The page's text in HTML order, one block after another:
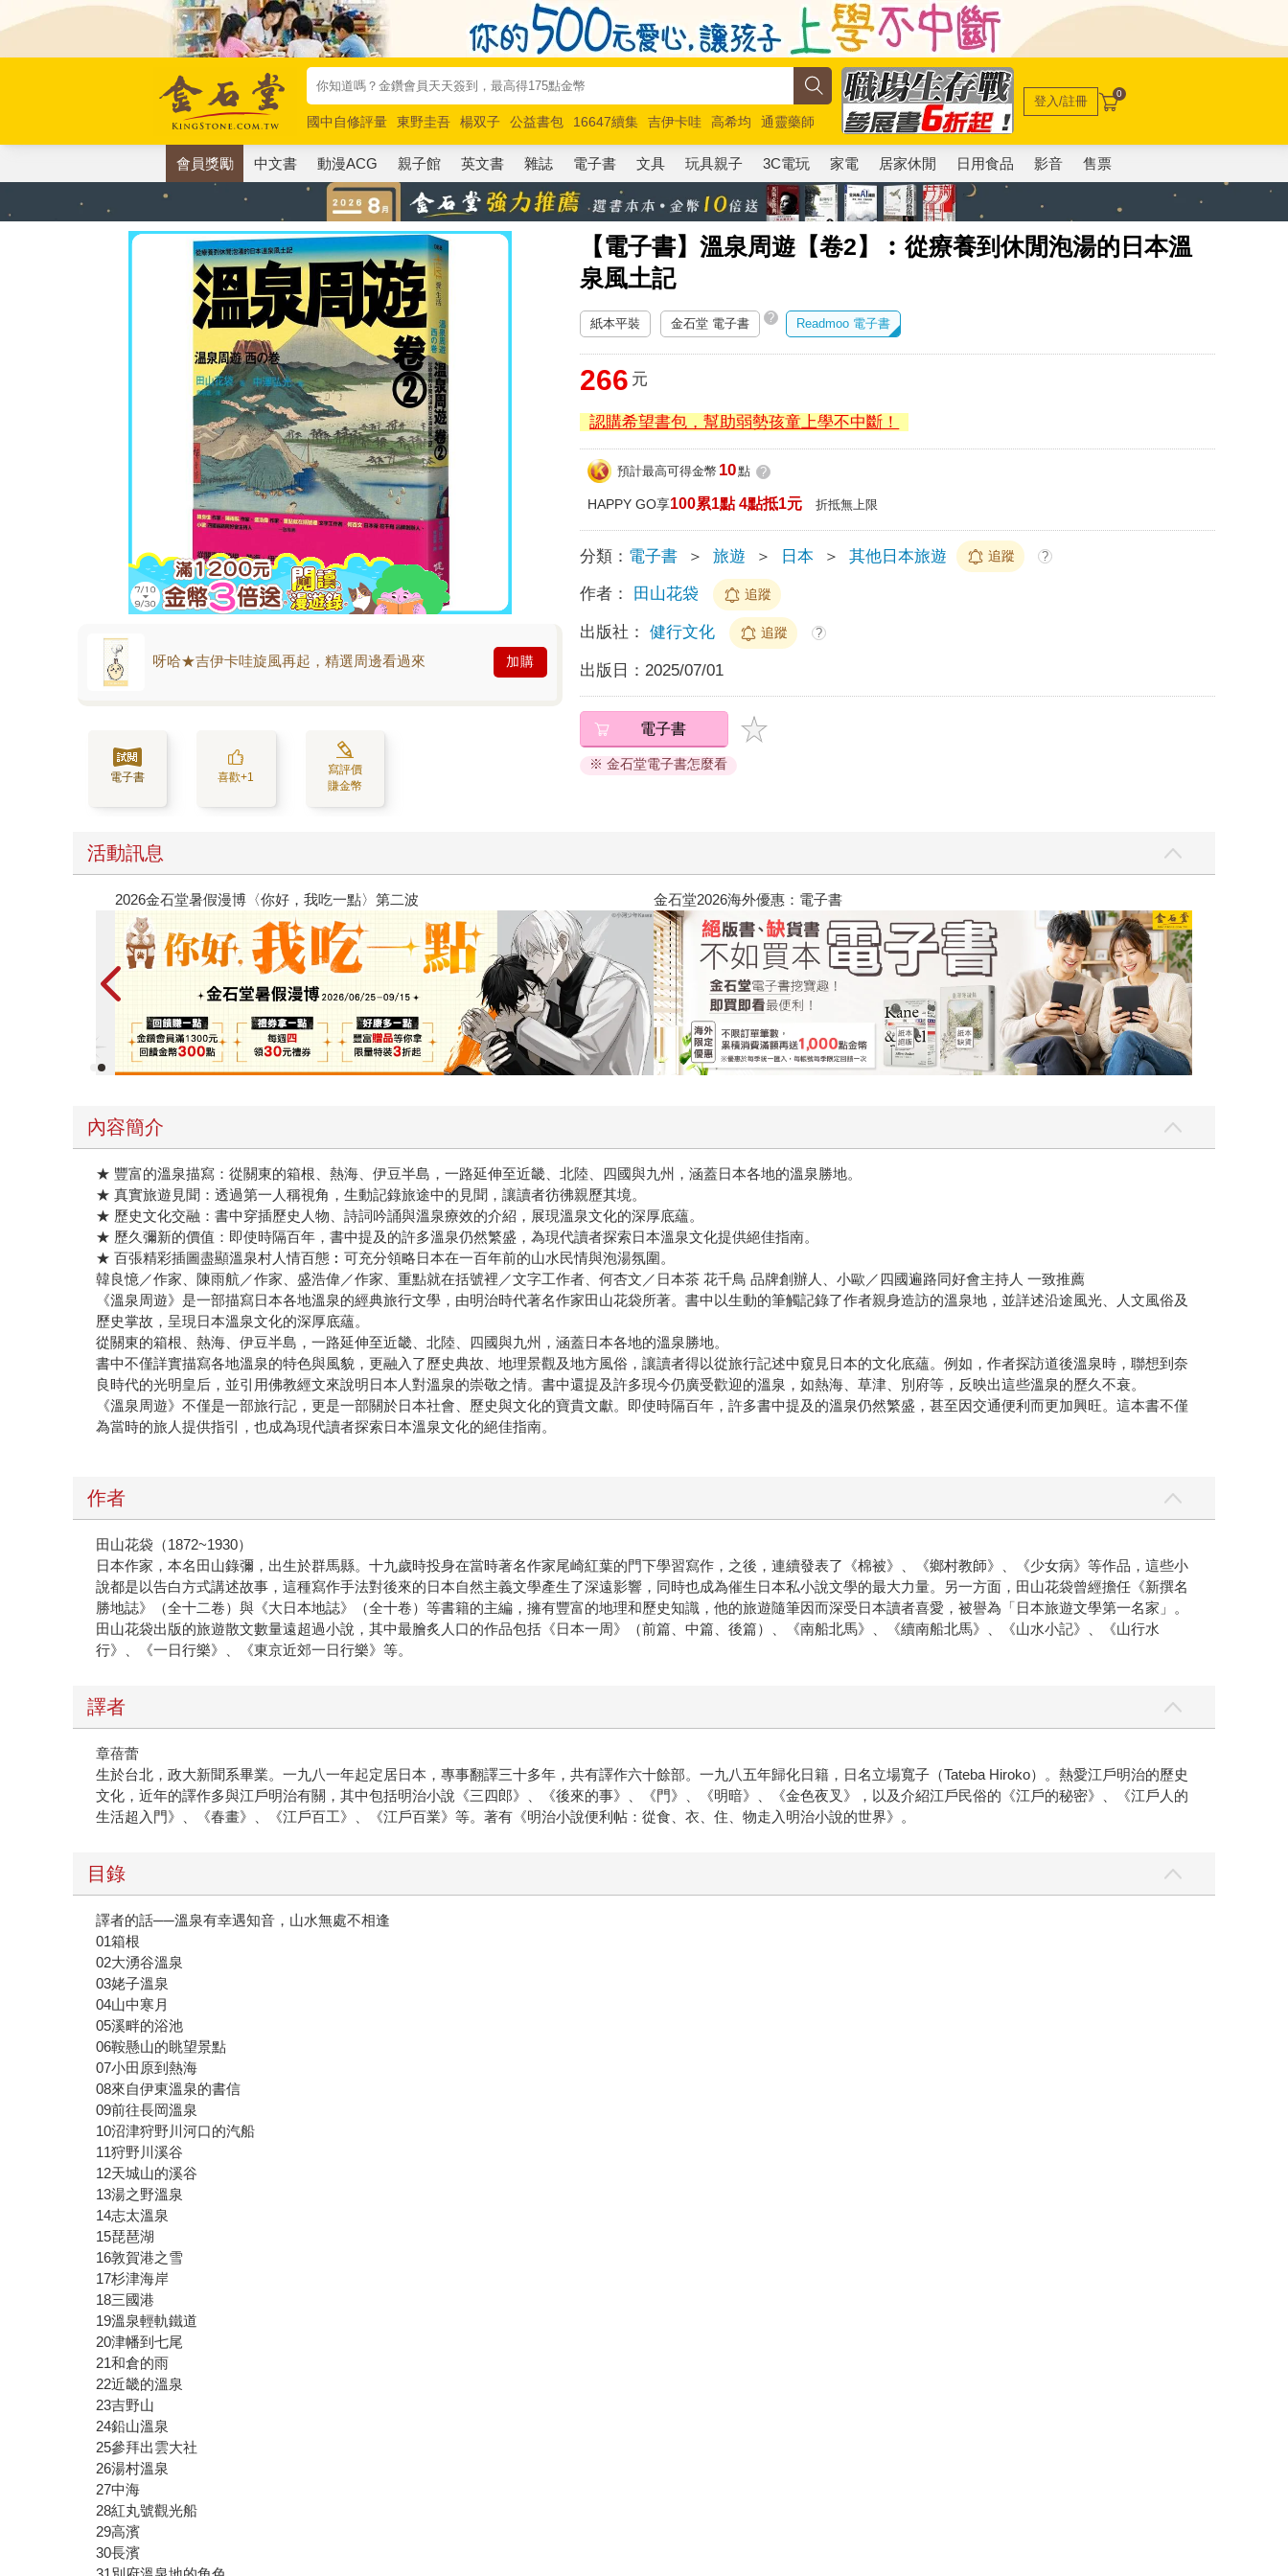
國中自修評量 東野圭吾 楊双子 公益書包 16647續集 吉伊卡哇 高希均
通靈藥師
唯紅花綻放
奧德賽 路邊攤新作 馬斯克 玩具總動員5 超慢跑
登入/註冊 0
會員獎勵 中文書 動漫ACG 親子館 英文書 雜誌 電子書 文具 玩具親子 3C電玩 家電 居家休閒 日用食品 影音 售票
【電子書】溫泉周遊【卷2】︰從療養到休閒泡湯的日本溫
泉風土記
呀哈★吉伊卡哇旋風再起，精選周邊看過來 加購
電子書 喜歡+1
寫評價
賺金幣
紙本平裝 金石堂 電子書 ? Readmoo 電子書
266 元
認購希望書包，幫助弱勢孩童上學不中斷！
預計最高可得金幣 10點 ?
HAPPY GO享100累1點 4點抵1元 折抵無上限
分類： 電子書 ＞ 旅遊 ＞ 日本 ＞ 其他日本旅遊 追蹤 ?
作者： 田山花袋 追蹤
出版社： 健行文化 追蹤 ?
出版日： 2025/07/01
電子書
※ 金石堂電子書怎麼看
活動訊息
春光ｘ奇幻基地｜全書系展 2026金石堂暑假漫博〈你好，我吃一點〉第二波
內容簡介
★ 豐富的溫泉描寫：從關東的箱根、熱海、伊豆半島，一路延伸至近畿、北陸、四國與九州，涵蓋日本各地的溫泉勝地。
★ 真實旅遊見聞：透過第一人稱視角，生動記錄旅途中的見聞，讓讀者彷彿親歷其境。
★ 歷史文化交融：書中穿插歷史人物、詩詞吟誦與溫泉療效的介紹，展現溫泉文化的深厚底蘊。
★ 歷久彌新的價值：即使時隔百年，書中提及的許多溫泉仍然繁盛，為現代讀者探索日本溫泉文化提供絕佳指南。
★ 百張精彩插圖盡顯溫泉村人情百態︰可充分領略日本在一百年前的山水民情與泡湯氛圍。
韓良憶／作家、陳雨航／作家、盛浩偉／作家、重點就在括號裡／文字工作者、何杏文／日本茶 花千鳥 品牌創辦人、小歐／四國遍路同好會主持人 一致推薦
《溫泉周遊》是一部描寫日本各地溫泉的經典旅行文學，由明治時代著名作家田山花袋所著。書中以生動的筆觸記錄了作者親身造訪的溫泉地，並詳述沿途風光、人文風俗及
歷史掌故，呈現日本溫泉文化的深厚底蘊。
從關東的箱根、熱海、伊豆半島，一路延伸至近畿、北陸、四國與九州，涵蓋日本各地的溫泉勝地。
書中不僅詳實描寫各地溫泉的特色與風貌，更融入了歷史典故、地理景觀及地方風俗，讓讀者得以從旅行記述中窺見日本的文化底蘊。例如，作者探訪道後溫泉時，聯想到奈
良時代的光明皇后，並引用佛教經文來說明日本人對溫泉的崇敬之情。書中還提及許多現今仍廣受歡迎的溫泉，如熱海、草津、別府等，反映出這些溫泉的歷久不衰。
《溫泉周遊》不僅是一部旅行記，更是一部關於日本社會、歷史與文化的寶貴文獻。即使時隔百年，許多書中提及的溫泉仍然繁盛，甚至因交通便利而更加興旺。這本書不僅
為當時的旅人提供指引，也成為現代讀者探索日本溫泉文化的絕佳指南。
作者
田山花袋（1872~1930）
日本作家，本名田山錄彌，出生於群馬縣。十九歲時投身在當時著名作家尾崎紅葉的門下學習寫作，之後，連續發表了《棉被》、《鄉村教師》、《少女病》等作品，這些小
說都是以告白方式講述故事，這種寫作手法對後來的日本自然主義文學產生了深遠影響，同時也成為催生日本私小說文學的最大力量。另一方面，田山花袋曾經擔任《新撰名
勝地誌》（全十二卷）與《大日本地誌》（全十卷）等書籍的主編，擁有豐富的地理和歷史知識，他的旅遊隨筆因而深受日本讀者喜愛，被譽為「日本旅遊文學第一名家」。
田山花袋出版的旅遊散文數量遠超過小說，其中最膾炙人口的作品包括《日本一周》（前篇、中篇、後篇）、《南船北馬》、《續南船北馬》、《山水小記》、《山行水
行》、《一日行樂》、《東京近郊一日行樂》等。
譯者
章蓓蕾
生於台北，政大新聞系畢業。一九八一年起定居日本，專事翻譯三十多年，共有譯作六十餘部。一九八五年歸化日籍，日名立場寬子（Tateba Hiroko）。熱愛江戶明治的歷史
文化，近年的譯作多與江戶明治有關，其中包括明治小說《三四郎》、《後來的事》、《門》、《明暗》、《金色夜叉》，以及介紹江戶民俗的《江戶的秘密》、《江戶人的
生活超入門》、《春畫》、《江戶百工》、《江戶百業》等。著有《明治小說便利帖：從食、衣、住、物走入明治小說的世界》。
目錄
譯者的話──溫泉有幸遇知音，山水無處不相逢
01箱根
02大湧谷溫泉
03姥子溫泉
04山中寒月
05溪畔的浴池
06鞍懸山的眺望景點
07小田原到熱海
08來自伊東溫泉的書信
09前往長岡溫泉
10沼津狩野川河口的汽船
11狩野川溪谷
12天城山的溪谷
13湯之野溫泉
14志太溫泉
15琵琶湖
16敦賀港之雪
17杉津海岸
18三國港
19溫泉輕軌鐵道
20津幡到七尾
21和倉的雨
22近畿的溫泉
23吉野山
24鉛山溫泉
25參拜出雲大社
26湯村溫泉
27中海
28紅丸號觀光船
29高濱
30長濱